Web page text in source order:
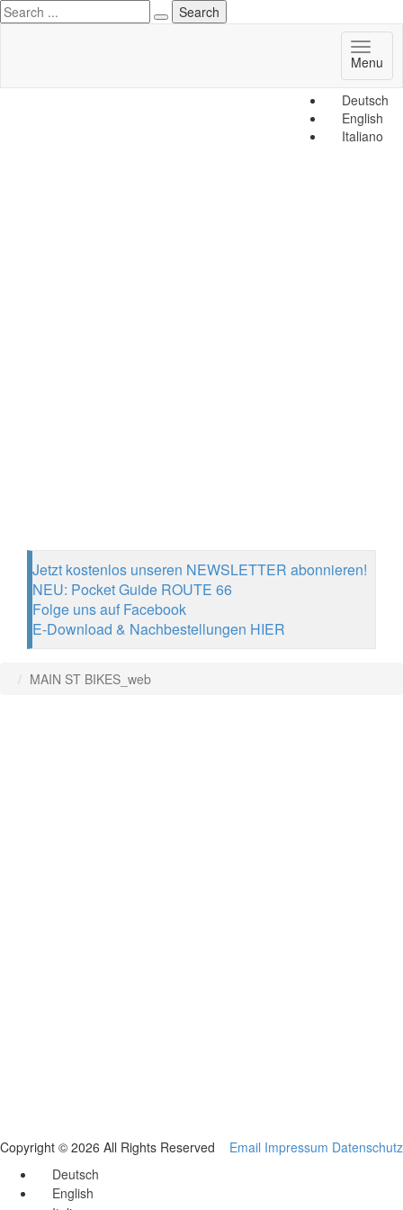
Deutsch
English
Italiano
Menu
Jetzt kostenlos unseren NEWSLETTER abonnieren!
NEU: Pocket Guide ROUTE 66
Folge uns auf Facebook
E-Download & Nachbestellungen HIER
MAIN ST BIKES_web
Copyright © 2026 All Rights Reserved Email Impressum Datenschutz
Deutsch
English